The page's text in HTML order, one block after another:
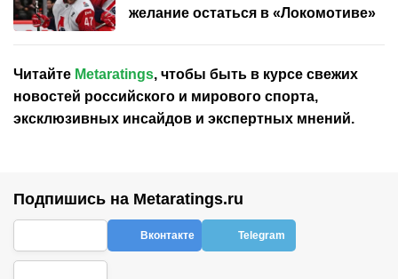
желание остаться в «Локомотиве»
Читайте Metaratings, чтобы быть в курсе свежих
новостей российского и мирового спорта,
эксклюзивных инсайдов и экспертных мнений.
Подпишись на Metaratings.ru
Вконтакте Telegram